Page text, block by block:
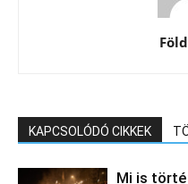
KAPCSOLÓDÓ CIKKEK
Mi is